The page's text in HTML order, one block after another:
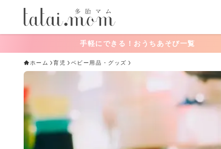
手軽にできる！おうちあそび一覧
ホーム 育児 ベビー用品・グッズ